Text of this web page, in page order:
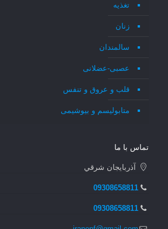
تغذیه
زنان
سالمندان
عصبی-عضلانی
قلب و عروق و تنفس
متابولیسم و بیوشیمی
تماس با ما
آذربايجان شرقي
09308658811
09308658811